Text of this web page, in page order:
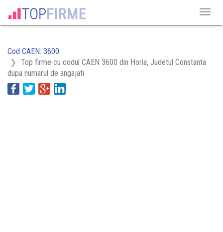
Cod CAEN: 3600
Top firme cu codul CAEN 3600 din Horia, Judetul Constanta
dupa numarul de angajati